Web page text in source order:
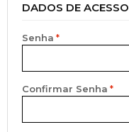
DADOS DE ACESSO
Senha
Confirmar Senha